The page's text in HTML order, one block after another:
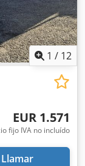
1 / 12
EUR 1.571
fijo IVA no incluído
Llamar